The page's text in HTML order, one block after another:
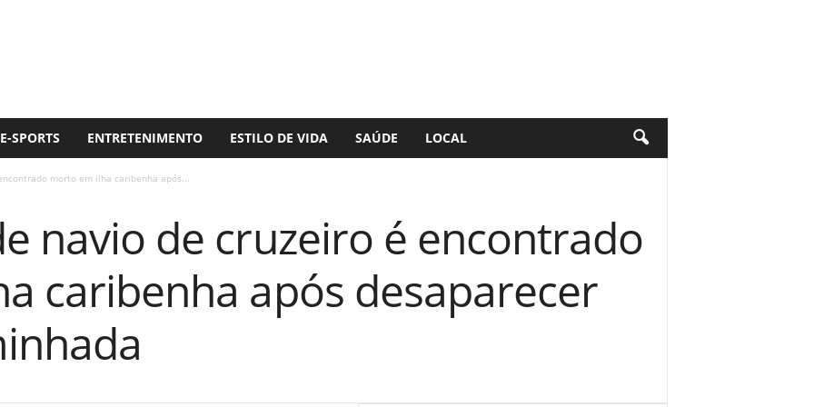
E-SPORTS ENTRETENIMENTO ESTILO DE VIDA SAÚDE LOCAL
morto em ilha caribenha após...
navio de cruzeiro é encontrado
caribenha após desaparecer